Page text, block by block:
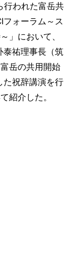
行われた富岳共
ォーラム～ス
」において、
泰祐理事長（筑
岳の共用開始
た祝辞講演を行
紹介した。